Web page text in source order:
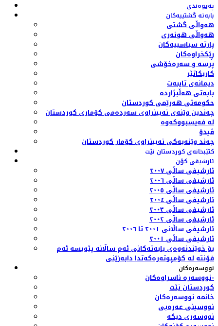
پەیوەندی
بابەتە گشتییەکان
هەواڵی گشتی
هەواڵی هونەری
پارتە سیاسییەکان
ڕێکخراوەکان
پرسە و سەرەخۆشی
کاریکاتێر
دیمانەی تایبەت
بابەتی هەڵبژاردە
حکومەتی هەرێمی کوردستان
چەندین وێنەی نەبینراوی سەردەمی کۆماری کوردستان
لە فەیسبووکەوە
ڤیدۆ
چەند وێنەیەکی نەبینراوی کۆمار کوردستان
کتێبخانەی کوردستان نێت
ئارشیفی کۆن
ئارشیفی ساڵی ٢٠٠٧
ئارشیفی ساڵی ٢٠٠٦
ئارشیفی ساڵی ٢٠٠٥
ئارشیفی ساڵی ٢٠٠٤
ئارشیفی ساڵی ٢٠٠٣
ئارشیفی ساڵی ٢٠٠٢
ئارشیفی ساڵانی ٢٠٠١ تا ٢٠٠٦
ئارشیفی ساڵی ٢٠٠١
بۆ خوێندنەوەی بابەتەکانی ئەم ساڵانە پێویسە ئەم
فۆنتە لە کۆمپوتەرەکەتدا دابەزێنی
نووسەرەکان
نووسەرە ناسراوەکان-
کوردستان نێت
خانمە نووسەرەکان
نووسینی عەرەبی
نووسەری دیکە